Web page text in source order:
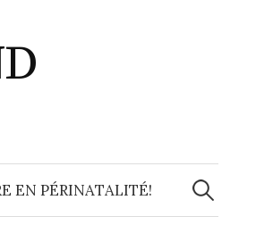
EN PÉRINATALITÉ!